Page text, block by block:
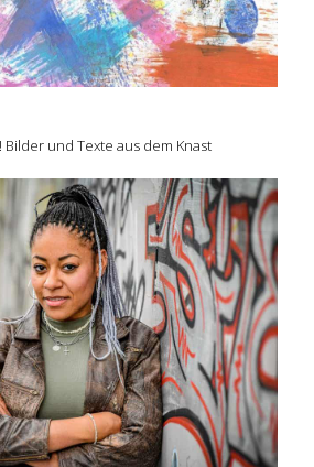
Bilder und Texte aus dem Knast